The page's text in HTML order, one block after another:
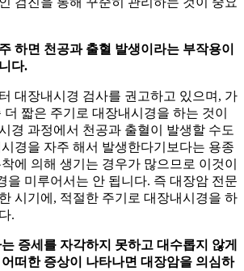
하면 천공과 출혈 발생이라는 부작용이
다.
대장내시경 검사를 권고하고 있으며, 가
짧은 주기로 대장내시경을 하는 것이
경 과정에서 천공과 출혈이 발생할 수도
경을 자주 해서 발생한다기보다는 용종
에 의해 생기는 경우가 많으므로 이것이
을 미루어서는 안 됩니다. 즉 대장암 전문
시기에, 적절한 주기로 대장내시경을 하
.
증세를 자각하지 못하고 대수롭지 않게
떠한 증상이 나타나면 대장암을 의심하